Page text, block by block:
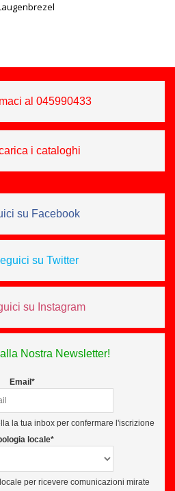
al 045990433
i cataloghi
su Facebook
su Twitter
su Instagram
Nostra Newsletter!
Email*
la tua inbox per confermare l'iscrizione
locale*
per ricevere comunicazioni mirate